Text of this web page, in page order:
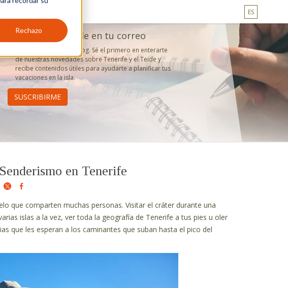
Rechazo
ES
Tenerife y el Teide en tu correo
Suscríbete a nuestro blog. Sé el primero en enterarte
de nuestras novedades sobre Tenerife y el Teide y
recibe contenidos útiles para ayudarte a planificar tus
vacaciones en la isla.
en Tenerife
que comparten muchas personas. Visitar el cráter durante una
islas a la vez, ver toda la geografía de Tenerife a tus pies u oler
que les esperan a los caminantes que suban hasta el pico del